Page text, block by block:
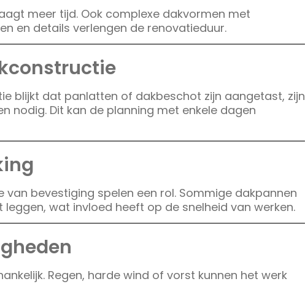
meer tijd. Ook complexe dakvormen met
en details verlengen de renovatieduur.
blijkt dat panlatten of dakbeschot zijn aangetast, zijn
nodig. Dit kan de planning met enkele dagen
van bevestiging spelen een rol. Sommige dakpannen
wat invloed heeft op de snelheid van werken.
Regen, harde wind of vorst kunnen het werk